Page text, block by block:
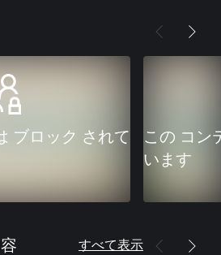
ブロック されて
この コン
います
すべて表示